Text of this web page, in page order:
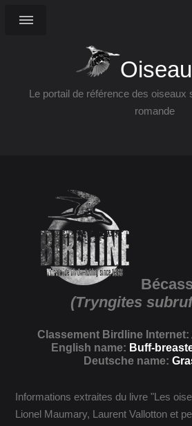
Le portail de référence des
romande
(Tryngites
Classement Birdline Internet:
English name: Buff-
Deutsche name:
Informations extraites du livre "Les
Lionel Maumary, Laurent Vallotton et